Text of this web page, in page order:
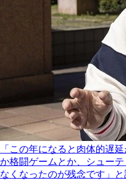
「この年になると肉体的遅
か格闘ゲームとか、シュー
なくなったのが残念です」